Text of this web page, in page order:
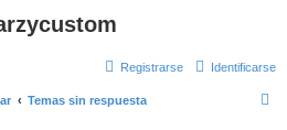
Identificarse
Registrarse
Temas sin respuesta